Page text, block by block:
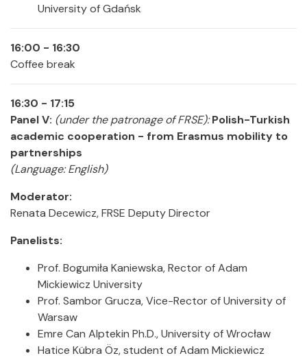
University of Gdańsk
16:00 - 16:30
Coffee break
16:30 - 17:15
Panel V: (under the patronage of FRSE): Polish-Turkish
academic cooperation - from Erasmus mobility to
partnerships
(Language: English)
Moderator:
Renata Decewicz, FRSE Deputy Director
Panelists:
Prof. Bogumiła Kaniewska, Rector of Adam
Mickiewicz University
Prof. Sambor Grucza, Vice-Rector of University of
Warsaw
Emre Can Alptekin Ph.D., University of Wrocław
Hatice Kübra Öz, student of Adam Mickiewicz